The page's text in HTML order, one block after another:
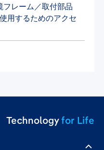
レーム／取付部品
用するためのアクセ
Technologyfor Life